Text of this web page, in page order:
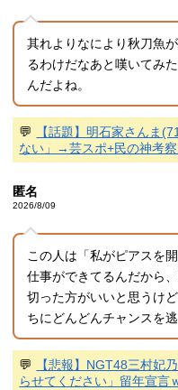
其れよりなにより秋刀魚
るわけだなあと嘆いてみ
んだよね。
💬
【話題】明石家さんま
ない」→芸スポ+民の神考
匿名
2026/8/09
この人は「私がピアスを
仕事ができてるんだから
切った方がいいと思うけ
ちにどんどんチャンスを
💬
【悲報】NGT48三村妃
らせてください」留年宣言